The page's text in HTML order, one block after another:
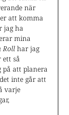
när
att komma
jag ha
mina
Rollhar jag
så
på att planera
inte går att
varje